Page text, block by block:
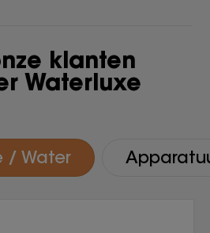
klanten
Waterluxe
/ Water